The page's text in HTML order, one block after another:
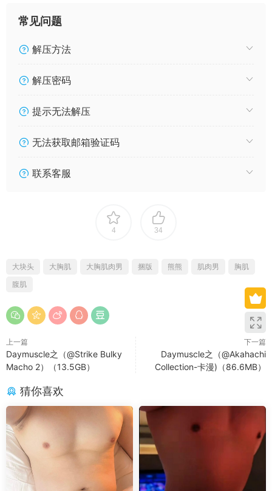
常见问题
解压方法
解压密码
提示无法解压
无法获取邮箱验证码
联系客服
4 34
大块头 大胸肌 大胸肌肉男 捆版 熊熊 肌肉男
胸肌
腹肌
上一篇
Daymuscle之（@Strike Bulky
Macho 2）（13.5GB）
下一篇
Daymuscle之（@Akahachi
Collection-卡漫)（86.6MB）
猜你喜欢